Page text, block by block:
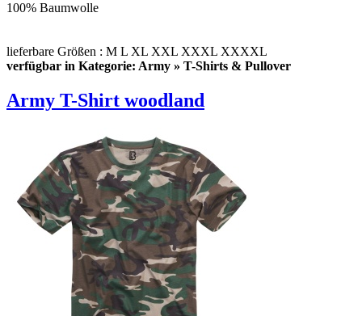
100% Baumwolle
lieferbare Größen : M L XL XXL XXXL XXXXL
verfügbar in Kategorie: Army » T-Shirts & Pullover
Army T-Shirt woodland